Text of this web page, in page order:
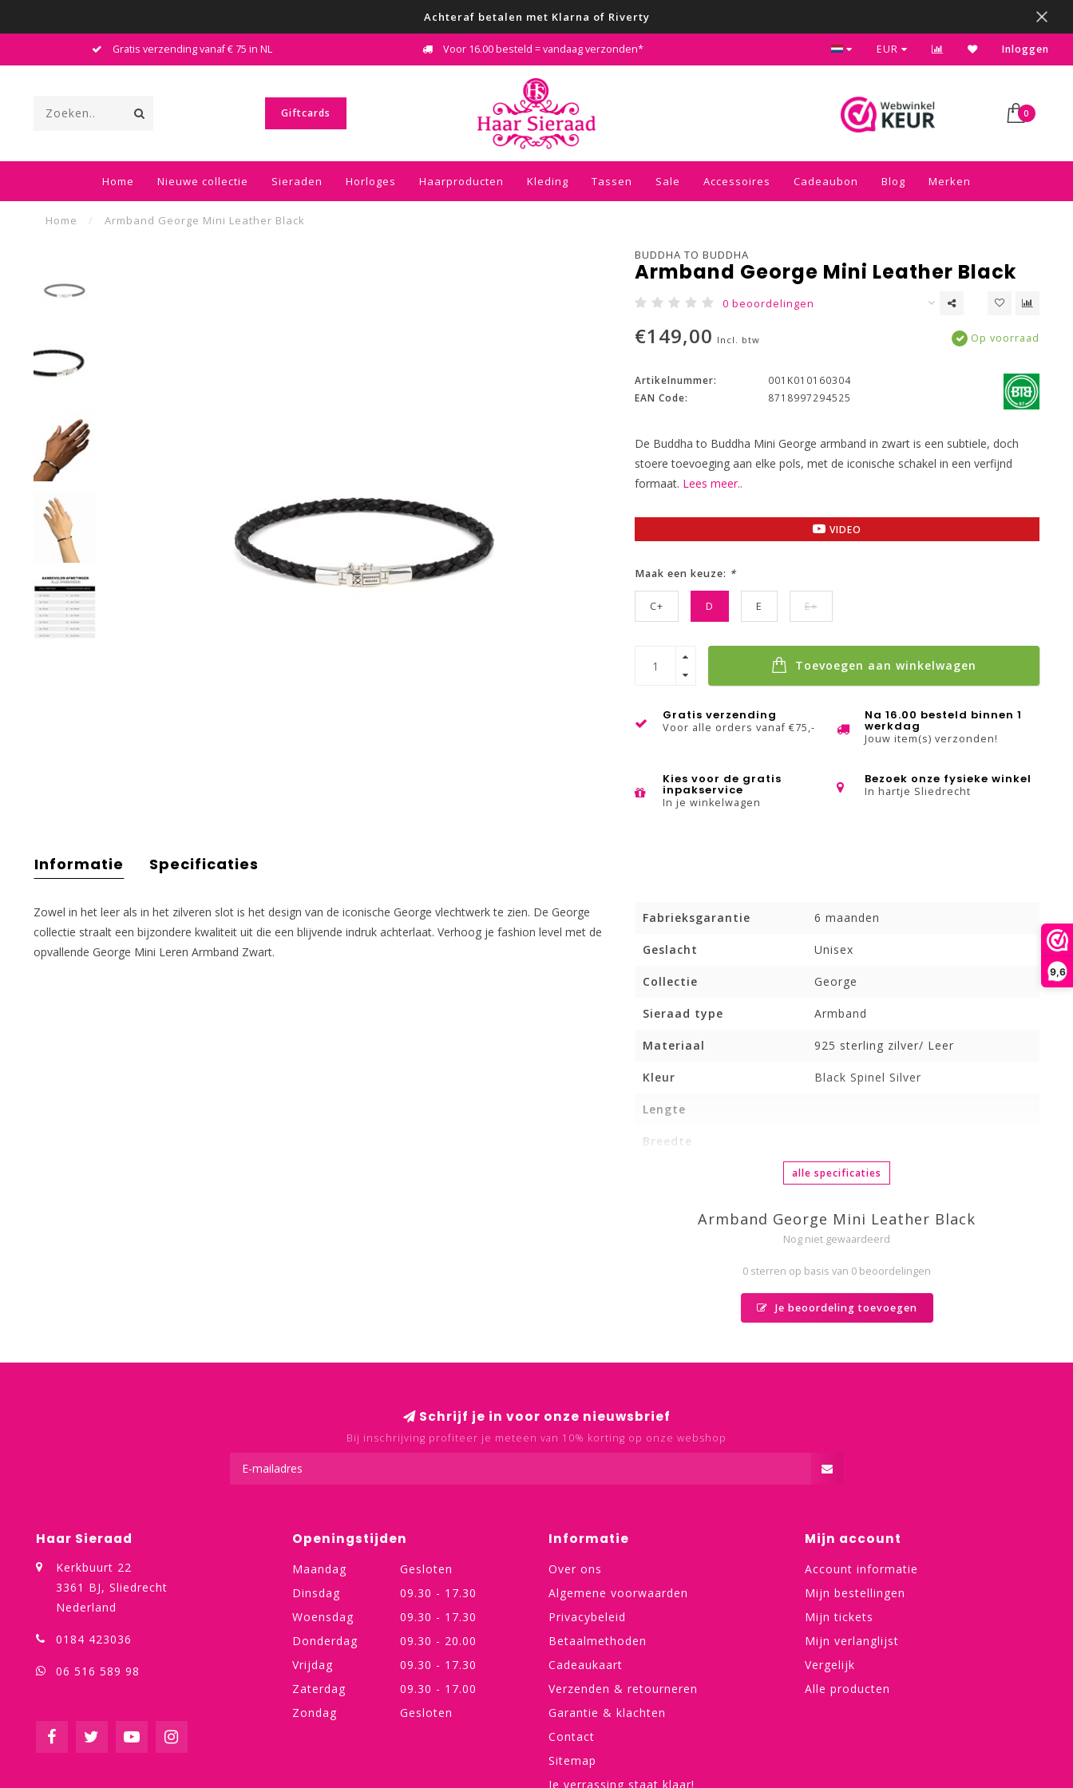
9,6
Achteraf betalen met Klarna of Riverty
Gratis verzending vanaf € 75 in NL Voor 16.00 besteld = vandaag verzonden* Kies voor de gratis inpakservice in je winkelwagen
EUR Inloggen
Giftcards 0
Home Nieuwe collectie Sieraden Horloges Haarproducten Kleding Tassen Sale Accessoires Cadeaubon Blog Merken
Home / Armband George Mini Leather Black
BUDDHA TO BUDDHA
Armband George Mini Leather Black
0 beoordelingen
€149,00 Incl. btw Op voorraad
Artikelnummer:
001K010160304
EAN Code:
8718997294525
De Buddha to Buddha Mini George armband in zwart is een subtiele, doch
stoere toevoeging aan elke pols, met de iconische schakel in een verfijnd
formaat. Lees meer..
VIDEO
Maak een keuze: *
C+ D E E+
Toevoegen aan winkelwagen
Gratis verzending
Voor alle orders vanaf €75,-
Na 16.00 besteld binnen 1
werkdag
Jouw item(s) verzonden!
Kies voor de gratis
inpakservice
In je winkelwagen
Bezoek onze fysieke winkel
In hartje Sliedrecht
Informatie Specificaties
Zowel in het leer als in het zilveren slot is het design van de iconische George vlechtwerk te zien. De George
collectie straalt een bijzondere kwaliteit uit die een blijvende indruk achterlaat. Verhoog je fashion level met de
opvallende George Mini Leren Armband Zwart.
Fabrieksgarantie 6 maanden
Geslacht Unisex
Collectie George
Sieraad type Armband
Materiaal 925 sterling zilver/ Leer
Kleur Black Spinel Silver
Lengte
Breedte
alle specificaties
Armband George Mini Leather Black
Nog niet gewaardeerd
0 sterren op basis van 0 beoordelingen
Je beoordeling toevoegen
Schrijf je in voor onze nieuwsbrief
Bij inschrijving profiteer je meteen van 10% korting op onze webshop
Haar Sieraad
Kerkbuurt 22
3361 BJ, Sliedrecht
Nederland
0184 423036
06 516 589 98
Openingstijden
Maandag
Gesloten
Dinsdag
09.30 - 17.30
Woensdag
09.30 - 17.30
Donderdag
09.30 - 20.00
Vrijdag
09.30 - 17.30
Zaterdag
09.30 - 17.00
Zondag
Gesloten
Informatie
Over ons
Algemene voorwaarden
Privacybeleid
Betaalmethoden
Cadeaukaart
Verzenden & retourneren
Garantie & klachten
Contact
Sitemap
Je verrassing staat klaar!
Mijn account
Account informatie
Mijn bestellingen
Mijn tickets
Mijn verlanglijst
Vergelijk
Alle producten